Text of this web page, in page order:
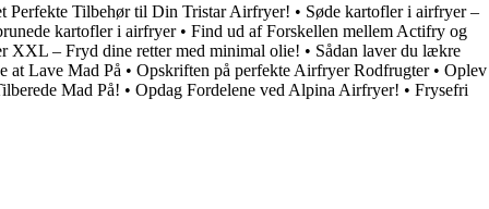
Perfekte Tilbehør til Din Tristar Airfryer! • Søde kartofler i airfryer –
kartofler i airfryer• Find ud af Forskellen mellem Actifry og
XXL – Fryd dine retter med minimal olie! • Sådan laver du lækre
at Lave Mad På • Opskriften på perfekte Airfryer Rodfrugter• Oplev
Mad På! • Opdag Fordelene ved Alpina Airfryer! • Frysefri